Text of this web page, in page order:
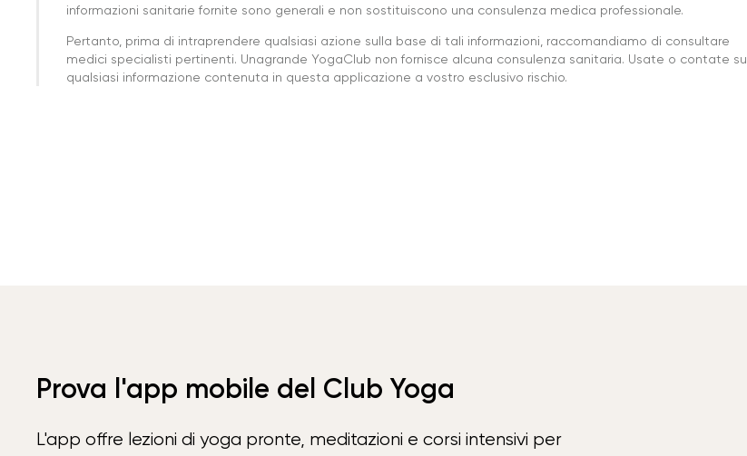
informazioni sanitarie fornite sono generali e non sostituiscono una consulenza medica professionale.
Pertanto, prima di intraprendere qualsiasi azione sulla base di tali informazioni, raccomandiamo di consultare
medici specialisti pertinenti. Unagrande YogaClub non fornisce alcuna consulenza sanitaria. Usate o contate su
qualsiasi informazione contenuta in questa applicazione a vostro esclusivo rischio.
Prova l'app mobile del Club Yoga
L'app offre lezioni di yoga pronte, meditazioni e corsi intensivi per